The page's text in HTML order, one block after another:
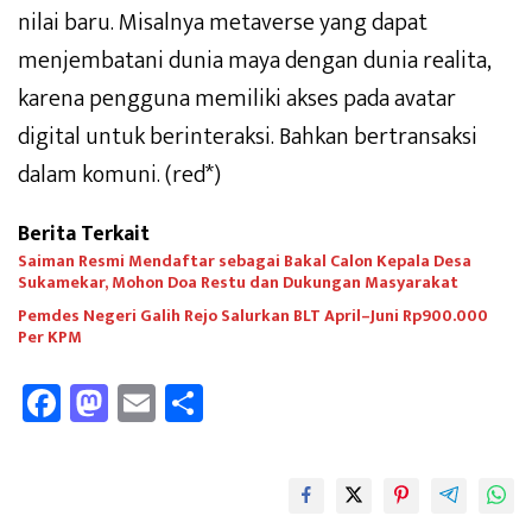
nilai baru. Misalnya metaverse yang dapat
menjembatani dunia maya dengan dunia realita,
karena pengguna memiliki akses pada avatar
digital untuk berinteraksi. Bahkan bertransaksi
dalam komuni. (red*)
Berita Terkait
Saiman Resmi Mendaftar sebagai Bakal Calon Kepala Desa
Sukamekar, Mohon Doa Restu dan Dukungan Masyarakat
Pemdes Negeri Galih Rejo Salurkan BLT April–Juni Rp900.000
Per KPM
Fa
ce
M
as
E
m